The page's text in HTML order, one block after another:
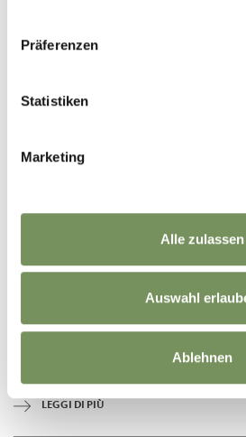
Präferenzen
Statistiken
Marketing
Alle zulassen
Auswahl
Ablehnen
giornali e molt‘altro.
www.prunner.shop
LEGGI DI PIÙ